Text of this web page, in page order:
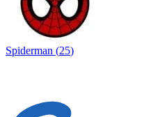
Spiderman (25)